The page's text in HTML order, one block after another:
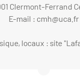
Clermont-Ferrand
E-mail : cmh@uca.fr
locaux : site